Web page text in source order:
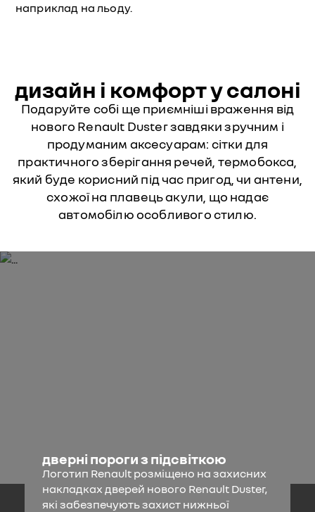
наприклад на льоду.
дизайн і комфорт у салоні
Подаруйте собі ще приємніші враження від
нового Renault Duster завдяки зручним і
продуманим аксесуарам: сітки для
практичного зберігання речей, термобокса,
який буде корисний під час пригод, чи антени,
схожої на плавець акули, що надає
автомобілю особливого стилю.
дверні пороги з підсвіткою
Логотип Renault розміщено на захисних
накладках дверей нового Renault Duster,
які забезпечують захист нижньої